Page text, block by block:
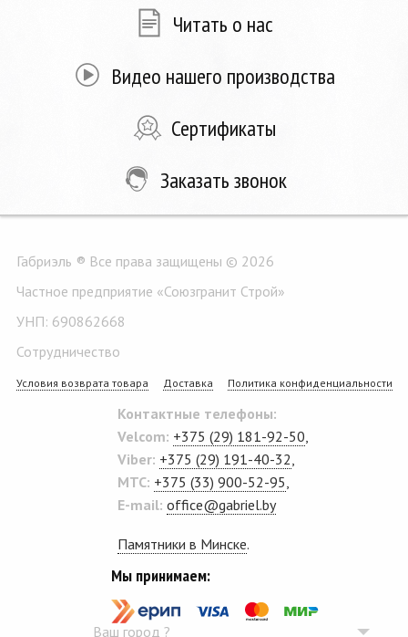
Читать о нас
Видео нашего производства
Сертификаты
Заказать звонок
Габриэль ® Все права защищены © 2026
Частное предприятие «Союзгранит Строй»
УНП: 690862668
Сотрудничество
Условия возврата товара Доставка Политика конфиденциальности
Контактные телефоны:
Velcom: +375 (29) 181-92-50
Viber: +375 (29) 191-40-32
MTC: +375 (33) 900-52-95
E-mail: office@gabriel.by
Памятники в Минске.
Мы принимаем:
Ваш город ?